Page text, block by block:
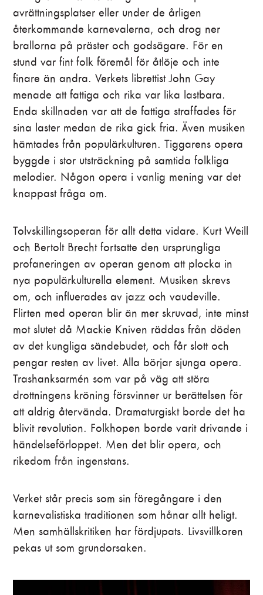
Lidia Bäck, Malin Ehlin, Linn Oscarsson
Tiggare
Magnus Bergström, Johan Carlqvist
Flickan
Ella Dahl Linnea Hård
Orkester
Folkoperans orkester
Gästande körer
Gränslösa röster | Hägerstens kammarkör | Hägersten A
Capella | Kammarkören Cantare | Mäster
Olofskören | Orninakören
Triangelkören.
Team
Musikalisk ledning
Jonas Nydesjö
Dirigenter
Jonas Nydesjö | Marit Strindlund
Regi
Mellika Melouani Melani
Scenografi och kostym
Alex Tarraguël
Ljusdesign
Joonas Tikkanen
Mask och perukdesign
Koreograf
Tine Matulessy
Dramaturger
Upphovsmakare
avrättningsplatser eller under de årligen
återkommande karnevalerna, och drog ner
brallorna på präster och godsägare. För en
stund var fint folk föremål för åtlöje och inte
finare än andra. Verkets librettist John Gay
menade att fattiga och rika var lika lastbara.
Enda skillnaden var att de fattiga straffades för
sina laster medan de rika gick fria. Även musiken
hämtades från populärkulturen. Tiggarens opera
byggde i stor utsträckning på samtida folkliga
melodier. Någon opera i vanlig mening var det
knappast fråga om.
Tolvskillingsoperan för allt detta vidare. Kurt Weill
och Bertolt Brecht fortsatte den ursprungliga
profaneringen av operan genom att plocka in
nya populärkulturella element. Musiken skrevs
om, och influerades av jazz och vaudeville.
Flirten med operan blir än mer skruvad, inte minst
mot slutet då Mackie Kniven räddas från döden
av det kungliga sändebudet, och får slott och
pengar resten av livet. Alla börjar sjunga opera.
Trashanksarmén som var på väg att störa
drottningens kröning försvinner ur berättelsen för
att aldrig återvända. Dramaturgiskt borde det ha
blivit revolution. Folkhopen borde varit drivande i
händelseförloppet. Men det blir opera, och
rikedom från ingenstans.
Verket står precis som sin föregångare i den
karnevalistiska traditionen som hånar allt heligt.
Men samhällskritiken har fördjupats. Livsvillkoren
pekas ut som grundorsaken.